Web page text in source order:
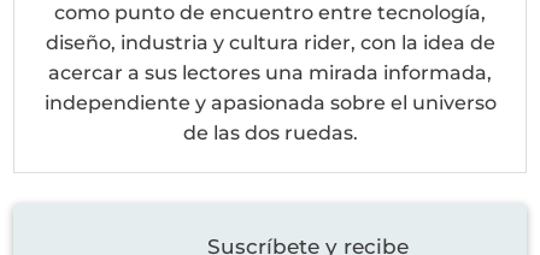
como punto de encuentro entre tecnología,
diseño, industria y cultura rider, con la idea de
acercar a sus lectores una mirada informada,
independiente y apasionada sobre el universo
de las dos ruedas.
Suscríbete y recibe